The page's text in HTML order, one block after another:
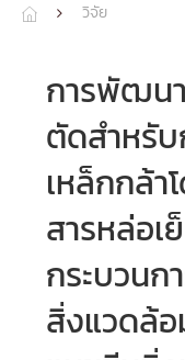
  วิจัย
การพัฒนา
ตัดสำหรั
เหล็กกล้า
สารหล่อ
กระบวน
สิ่งแวดล้อ